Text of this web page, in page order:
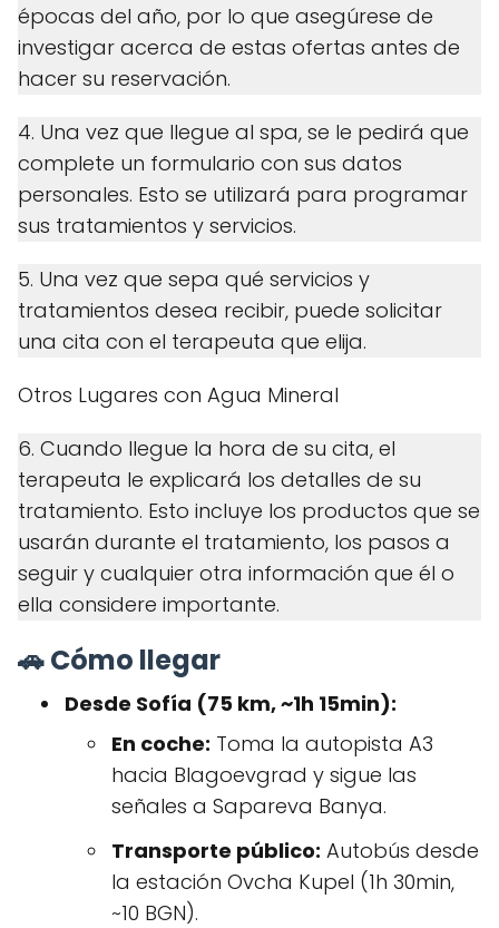
épocas del año, por lo que asegúrese de
investigar acerca de estas ofertas antes de
hacer su reservación.
4. Una vez que llegue al spa, se le pedirá que
complete un formulario con sus datos
personales. Esto se utilizará para programar
sus tratamientos y servicios.
5. Una vez que sepa qué servicios y
tratamientos desea recibir, puede solicitar
una cita con el terapeuta que elija.
Otros Lugares con Agua Mineral
6. Cuando llegue la hora de su cita, el
terapeuta le explicará los detalles de su
tratamiento. Esto incluye los productos que se
usarán durante el tratamiento, los pasos a
seguir y cualquier otra información que él o
ella considere importante.
🚗 Cómo llegar
Desde Sofía (75 km, ~1h 15min):
En coche: Toma la autopista A3
hacia Blagoevgrad y sigue las
señales a Sapareva Banya.
Transporte público: Autobús desde
la estación Ovcha Kupel (1h 30min,
~10 BGN).